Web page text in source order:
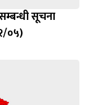
सूचना
०५)